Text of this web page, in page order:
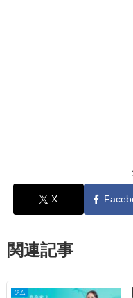
X
関連記事
ジム